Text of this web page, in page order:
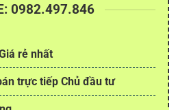
0982.497.846
rẻ nhất
trực tiếp Chủ đầu tư